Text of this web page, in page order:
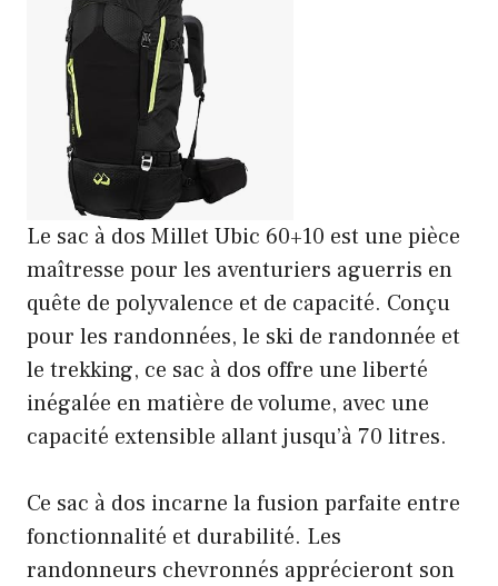
Le sac à dos Millet Ubic 60+10 est une pièce
maîtresse pour les aventuriers aguerris en
quête de polyvalence et de capacité. Conçu
pour les randonnées, le ski de randonnée et
le trekking, ce sac à dos offre une liberté
inégalée en matière de volume, avec une
capacité extensible allant jusqu’à 70 litres.
Ce sac à dos incarne la fusion parfaite entre
fonctionnalité et durabilité. Les
randonneurs chevronnés apprécieront son